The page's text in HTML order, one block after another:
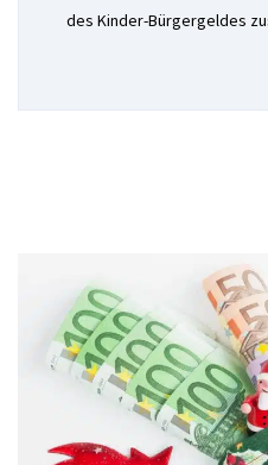
des Kinder-Bürgergeldes